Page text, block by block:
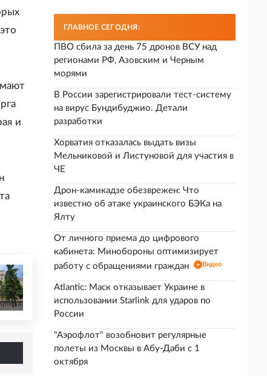
и
ГЛАВНОЕ СЕГОДНЯ:
ПВО сбила за день 75 дронов ВСУ над
регионами РФ, Азовским и Черным
морями
В России зарегистрировали тест-систему
на вирус Бундибуджио. Детали
разработки
Хорватия отказалась выдать визы
Мельниковой и Листуновой для участия в
ЧЕ
Дрон-камикадзе обезврежен: Что
известно об атаке украинского БЭКа на
Ялту
От личного приема до цифрового
кабинета: Минобороны оптимизирует
работу с обращениями граждан
Видео
Atlantic: Маск отказывает Украине в
использовании Starlink для ударов по
России
"Аэрофлот" возобновит регулярные
полеты из Москвы в Абу-Даби с 1
октября